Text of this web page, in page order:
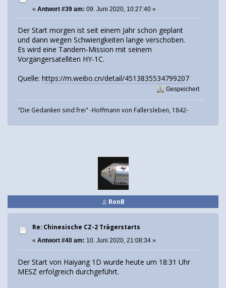
« Antwort #39 am: 09. Juni 2020, 10:27:40 »
Der Start morgen ist seit einem Jahr schon geplant
und dann wegen Schwierigkeiten lange verschoben.
Es wird eine Tandem-Mission mit seinem
Vorgängersatelliten HY-1C.
Quelle: https://m.weibo.cn/detail/4513835534799207
Gespeichert
"Die Gedanken sind frei" -Hoffmann von Fallersleben, 1842-
RonB
Re: Chinesische CZ-2 Trägerstarts
« Antwort #40 am: 10. Juni 2020, 21:08:34 »
Der Start von Haiyang 1D wurde heute um 18:31 Uhr
MESZ erfolgreich durchgeführt.